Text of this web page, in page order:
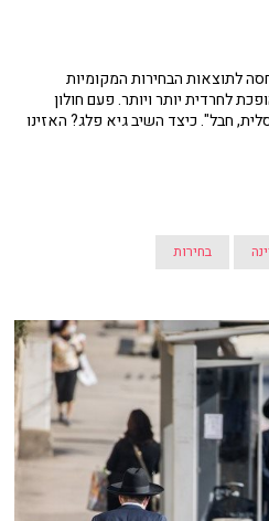
לתוצאות הבחירות המקומיות
לחרדית יותר ויותר. פעם חולון
חבל". כיצד השיב גיא פלג? האזינו
בחירות